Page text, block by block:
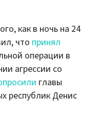
как в ночь на 24
что принял
операции в
агрессии со
главы
республик Денис